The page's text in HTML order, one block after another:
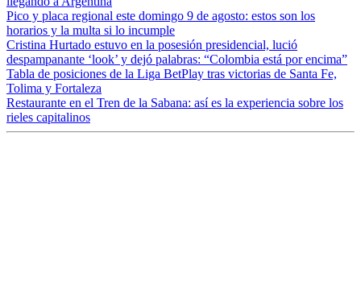
Pico y placa regional este domingo 9 de agosto: estos son los
horarios y la multa si lo incumple
Cristina Hurtado estuvo en la posesión presidencial, lució
despampanante ‘look’ y dejó palabras: “Colombia está por encima”
Tabla de posiciones de la Liga BetPlay tras victorias de Santa Fe,
Tolima y Fortaleza
Restaurante en el Tren de la Sabana: así es la experiencia sobre los
rieles capitalinos